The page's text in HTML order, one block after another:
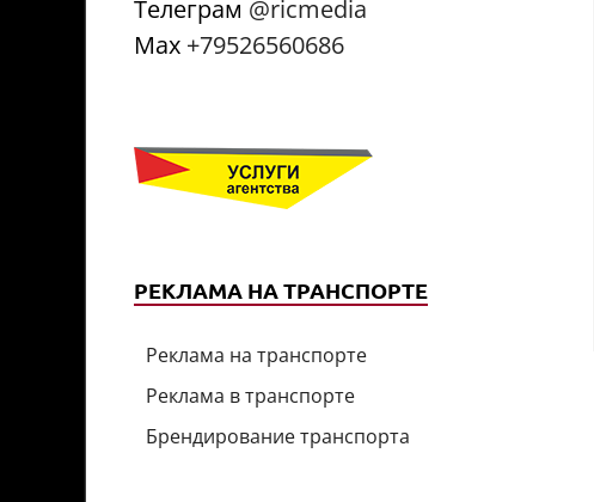
Телеграм @ricmedia
Мах +79526560686
РЕКЛАМА НА ТРАНСПОРТЕ
Реклама на транспорте
Реклама в транспорте
Брендирование транспорта